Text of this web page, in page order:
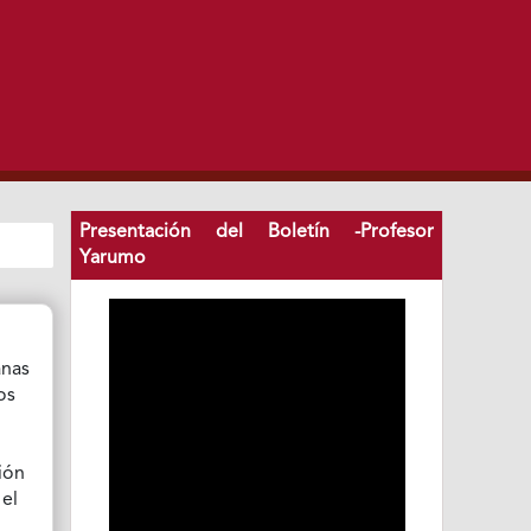
Presentación del Boletín -Profesor
Yarumo